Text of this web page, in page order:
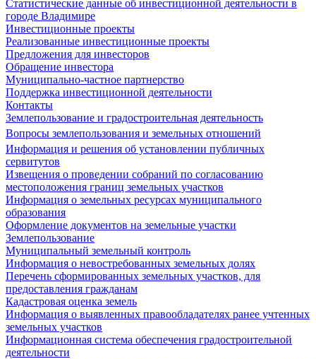
Статистические данные об инвестиционной деятельности в
городе Владимире
Инвестиционные проекты
Реализованные инвестиционные проекты
Предложения для инвесторов
Обращение инвестора
Муниципально-частное партнерство
Поддержка инвестиционной деятельности
Контакты
Землепользование и градостроительная деятельность
Вопросы землепользования и земельных отношений
Информация и решения об установлении публичных
сервитутов
Извещения о проведении собраний по согласованию
местоположения границ земельных участков
Информация о земельных ресурсах муниципального
образования
Оформление документов на земельные участки
Землепользование
Муниципальный земельный контроль
Информация о невостребованных земельных долях
Перечень сформированных земельных участков, для
предоставления гражданам
Кадастровая оценка земель
Информация о выявленных правообладателях ранее учтенных
земельных участков
Информационная система обеспечения градостроительной
деятельности